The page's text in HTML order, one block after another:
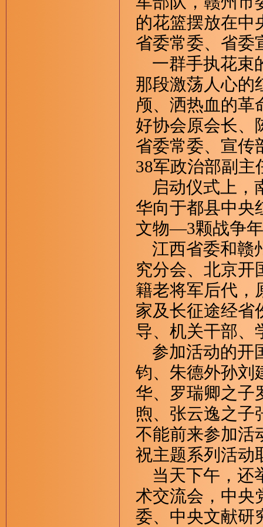
的花篮摆放在中
省委常委、省委
一群手执花束
那段激荡人心的
颅、洒热血的革
好协会原会长、
省委常委、宣传
38军政治部副主
启动仪式上，
华向于都县中央
文物—3颗战争
江西省委和赣
究分会、北京开
籍老将军后代，
家及长征途经省
导、机关干部、
参加活动的开
钧、朱德外孙刘
华、罗瑞卿之子
煦、张云逸之子
不能前来参加活
祝主题系列活动
当天下午，还
术交流会，中央
委、中央文献研